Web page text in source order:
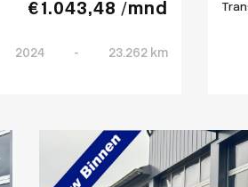
€ 1.043,48 /mnd
2024 - 23.262 km